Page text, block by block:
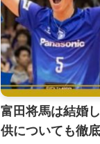
富田将馬は結婚
供についても徹